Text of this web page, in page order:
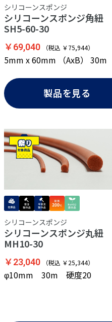
シリコーンスポンジ
シリコーンスポンジ角紐
SH5-60-30
￥69,040 （税込 ￥75,944）
5mm x 60mm （AxB） 30m
製品を見る
シリコーンスポンジ
シリコーンスポンジ丸紐
MH10-30
￥23,040 （税込 ￥25,344）
φ10mm 30m 硬度20